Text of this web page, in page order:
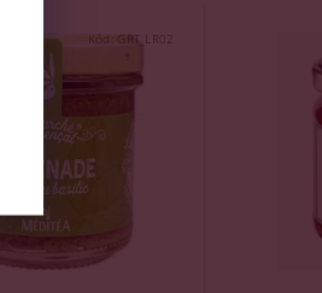
Kód:GRT_LR02